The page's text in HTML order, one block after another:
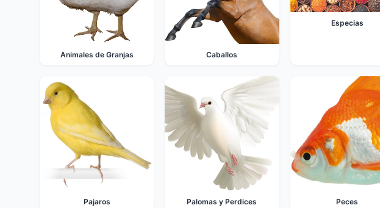
Animales de Granjas Caballos
Especias
Pajaros Palomas y Perdices Peces